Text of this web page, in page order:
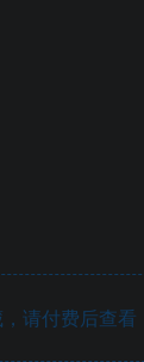
请付费后查看